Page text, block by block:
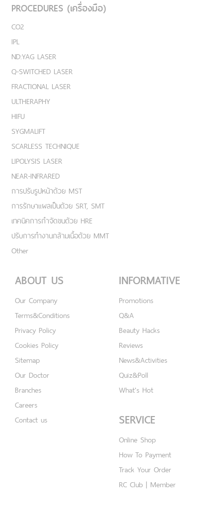
PROCEDURES (เครื่องมือ)
CO2
IPL
ND:YAG LASER
Q-SWITCHED LASER
FRACTIONAL LASER
ULTHERAPHY
HIFU
SYGMALIFT
SCARLESS TECHNIQUE
LIPOLYSIS LASER
NEAR-INFRARED
การปรับรูปหน้าด้วย MST
การรักษาแผลเป็นด้วย SRT, SMT
เทคนิคการกำจัดขนด้วย HRE
ปรับการทำงานกล้ามเนื้อด้วย MMT
Other
ABOUT US
Our Company
Terms&Conditions
Privacy Policy
Cookies Policy
Sitemap
Our Doctor
Branches
Careers
Contact us
INFORMATIVE
Promotions
Q&A
Beauty Hacks
Reviews
News&Activities
Quiz&Poll
What's Hot
SERVICE
Online Shop
How To Payment
Track Your Order
RC Club | Member